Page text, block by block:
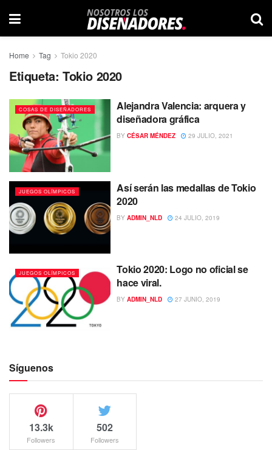
Home Tag Tokio 2020
Etiqueta: Tokio 2020
COSAS DE DISEÑADORES
Alejandra Valencia: arquera y
diseñadora gráfica
BY CÉSAR MÉNDEZ 29 JULIO, 2021
JUEGOS OLÍMPICOS
Así serán las medallas de Tokio
2020
BY ADMIN_NLD 24 JULIO, 2019
JUEGOS OLÍMPICOS
Tokio 2020: Logo no oficial se
hace viral.
BY ADMIN_NLD 27 JUNIO, 2019
Síguenos
13.3k
Followers
502
Followers